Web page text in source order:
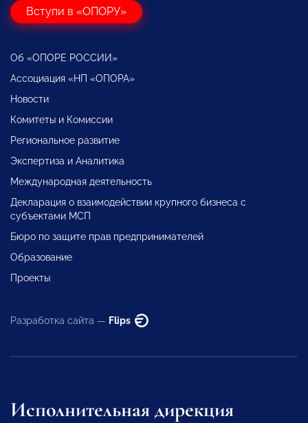
Вступи в «ОПОРУ»
Об «ОПОРЕ РОССИИ»
Ассоциация «НП «ОПОРА»
Новости
Комитеты и Комиссии
Региональное развитие
Экспертиза и Аналитика
Международная деятельность
Декларация о взаимодействии крупного бизнеса с
субъектами МСП
Бюро по защите прав предпринимателей
Образование
Проекты
Разработка сайта — Flips
Исполнительная дирекция